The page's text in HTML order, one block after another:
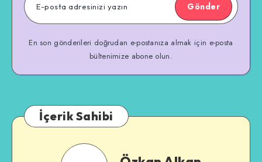
Gönder
En son gönderileri doğrudan e-postanıza almak için e-posta
bültenimize abone olun.
İçerik Sahibi
Özkan